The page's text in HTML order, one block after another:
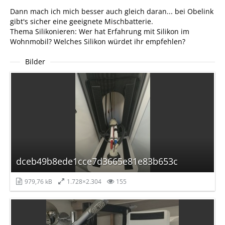
Dann mach ich mich besser auch gleich daran... bei Obelink
gibt's sicher eine geeignete Mischbatterie.
Thema Silikonieren: Wer hat Erfahrung mit Silikon im
Wohnmobil? Welches Silikon würdet ihr empfehlen?
Bilder
dceb49b8ede1cce7d3665e81e83b653c
979,76 kB 1.728×2.304 155